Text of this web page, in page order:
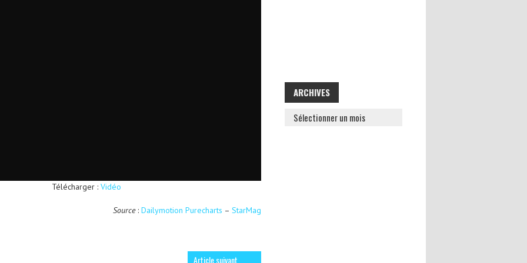
Télécharger : Vidéo
Source: Dailymotion Purecharts – StarMag
Article suivant
ARCHIVES
ARCHIVES